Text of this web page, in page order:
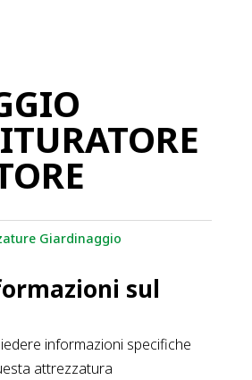
Giardinaggio
sul
informazioni specifiche
attrezzatura